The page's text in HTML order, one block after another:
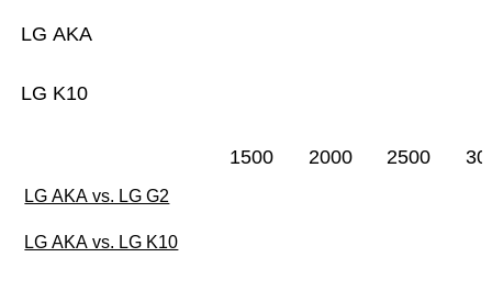
LG K10
LG AKA
1500 2000 2500
LG AKA vs. LG G2
LG AKA vs. LG K10